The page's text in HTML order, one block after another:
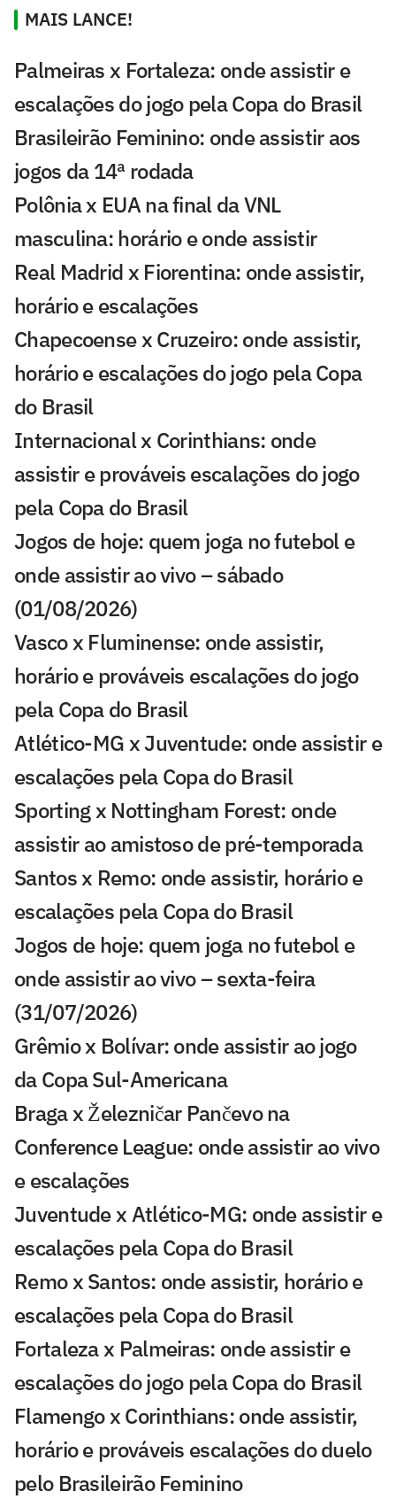
MAIS LANCE!
Palmeiras x Fortaleza: onde assistir e
escalações do jogo pela Copa do Brasil
Brasileirão Feminino: onde assistir aos
jogos da 14ª rodada
Polônia x EUA na final da VNL
masculina: horário e onde assistir
Real Madrid x Fiorentina: onde assistir,
horário e escalações
Chapecoense x Cruzeiro: onde assistir,
horário e escalações do jogo pela Copa
do Brasil
Internacional x Corinthians: onde
assistir e prováveis escalações do jogo
pela Copa do Brasil
Jogos de hoje: quem joga no futebol e
onde assistir ao vivo – sábado
(01/08/2026)
Vasco x Fluminense: onde assistir,
horário e prováveis escalações do jogo
pela Copa do Brasil
Atlético-MG x Juventude: onde assistir e
escalações pela Copa do Brasil
Sporting x Nottingham Forest: onde
assistir ao amistoso de pré-temporada
Santos x Remo: onde assistir, horário e
escalações pela Copa do Brasil
Jogos de hoje: quem joga no futebol e
onde assistir ao vivo – sexta-feira
(31/07/2026)
Grêmio x Bolívar: onde assistir ao jogo
da Copa Sul-Americana
Braga x Železničar Pančevo na
Conference League: onde assistir ao vivo
e escalações
Juventude x Atlético-MG: onde assistir e
escalações pela Copa do Brasil
Remo x Santos: onde assistir, horário e
escalações pela Copa do Brasil
Fortaleza x Palmeiras: onde assistir e
escalações do jogo pela Copa do Brasil
Flamengo x Corinthians: onde assistir,
horário e prováveis escalações do duelo
pelo Brasileirão Feminino